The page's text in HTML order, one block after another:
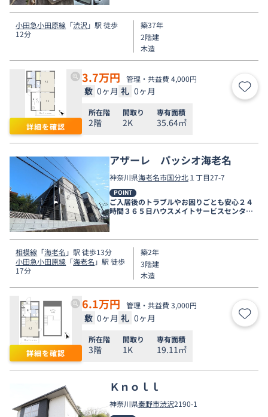
小田急小田原線 「渋沢 」駅 徒歩
12分
築37年
2階建
木造
詳細を確認
3.7万円 管理・共益費 4,000円
敷 0ヶ月 礼 0ヶ月 お気
所在階
2階
間取り
2K
専有面積
35.64㎡
アザーレ パッシオ海老名
神奈川県海老名市国分北１丁目27-7
POINT
ご入居後のトラブルやお困りごとも安心２４
時間３６５日ハウスメイトサービスセンター
電話受付対応。
相模線 「海老名 」駅 徒歩13分
小田急小田原線 「海老名 」駅 徒歩
17分
築2年
3階建
木造
詳細を確認
6.1万円 管理・共益費 3,000円
敷 0ヶ月 礼 0ヶ月 お気
所在階
3階
間取り
1K
専有面積
19.11㎡
Ｋｎｏｌｌ
神奈川県秦野市渋沢2190-1